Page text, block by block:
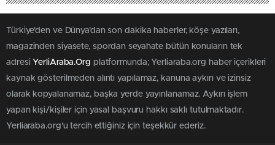
Türkiye'den ve Dünya’dan son dakika haberler, köşe yazıları,
magazinden siyasete, spordan seyahate bütün konuların tek
adresi YerliAraba.Org platformunda; Yerliaraba.org haber içerikleri
kaynak gösterilmeden alıntı yapılamaz, kanuna aykırı ve izinsiz
olarak kopyalanamaz, başka yerde yayınlanamaz. Aykırı işlem
yapan kişi/kişiler için yasal başvuru hakkı saklı tutulmaktadır.
Yerliaraba.org'u tercih ettiğiniz için teşekkür ederiz.